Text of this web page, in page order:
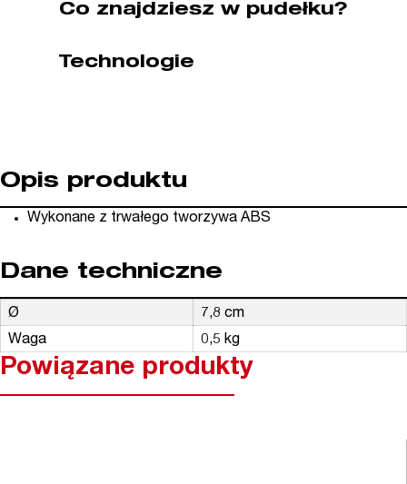
#2
Co znajdziesz w pudełku?
Technologie
Opis produktu
Wykonane z trwałego tworzywa ABS
Dane techniczne
Ø
7,8 cm
Waga
0,5 kg
Powiązane produkty